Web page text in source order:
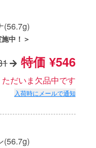
(56.7g)
中！＞
特価 ¥546
ただいま欠品中です
入荷時にメールで通知
(56.7g)